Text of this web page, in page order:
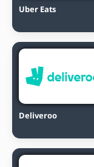
Uber Eats
Deliveroo